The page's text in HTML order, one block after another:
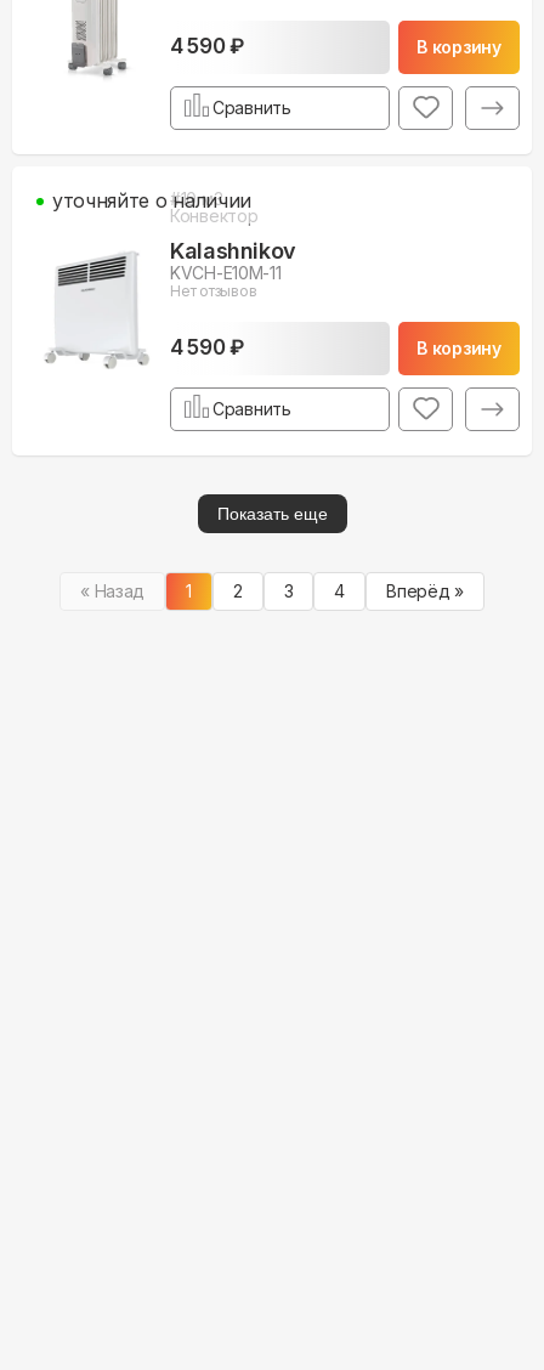
4 590 ₽ В корзину
Сравнить
#10м3
Конвектор
Kalashnikov
KVCH-E10M-11
Нет отзывов
4 590 ₽ В корзину
уточняйте о наличии
Сравнить
Показать еще
« Назад 1 2 3 4 Вперёд »